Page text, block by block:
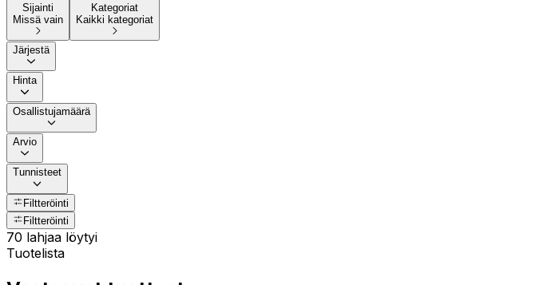
Sijainti
Missä vain
Kategoriat
Kaikki kategoriat
Järjestä
Hinta
Osallistujamäärä
Arvio
Tunnisteet
Filtteröinti
Filtteröinti
70 lahjaa löytyi
Tuotelista